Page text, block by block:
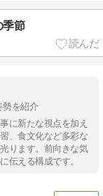
季節
勢を紹介
に新たな視点を加え
、食文化など多彩な
ります。前向きな気
伝える構成です。